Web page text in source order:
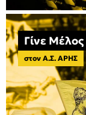
Γίνε Μέλος
στον Α.Σ. ΑΡΗΣ